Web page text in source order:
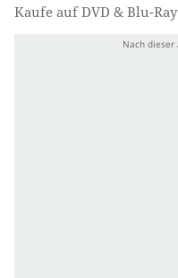
Kaufe auf DVD & Blu-Ray